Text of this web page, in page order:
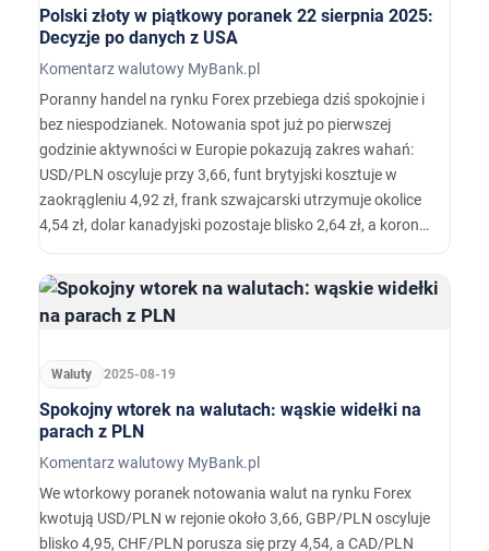
Polski złoty w piątkowy poranek 22 sierpnia 2025:
Decyzje po danych z USA
Komentarz walutowy MyBank.pl
Poranny handel na rynku Forex przebiega dziś spokojnie i
bez niespodzianek. Notowania spot już po pierwszej
godzinie aktywności w Europie pokazują zakres wahań:
USD/PLN oscyluje przy 3,66, funt brytyjski kosztuje w
zaokrągleniu 4,92 zł, frank szwajcarski utrzymuje okolice
4,54 zł, dolar kanadyjski pozostaje blisko 2,64 zł, a korona
Waluty 2025-08-19
Spokojny wtorek na walutach: wąskie widełki na
parach z PLN
Komentarz walutowy MyBank.pl
We wtorkowy poranek notowania walut na rynku Forex
kwotują USD/PLN w rejonie około 3,66, GBP/PLN oscyluje
blisko 4,95, CHF/PLN porusza się przy 4,54, a CAD/PLN